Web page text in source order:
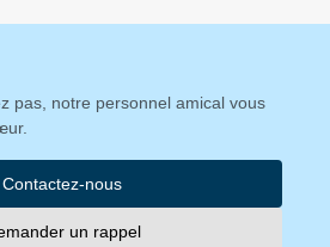
pas, notre personnel amical vous
Contactez-nous
un rappel